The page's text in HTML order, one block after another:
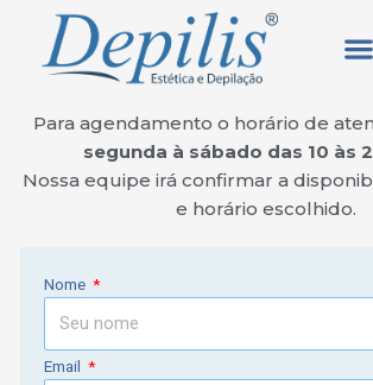
Para agendamento o horário de
segunda à sábado das 10 às
Nossa equipe irá confirmar a
e horário escolhido.
Nome
Email